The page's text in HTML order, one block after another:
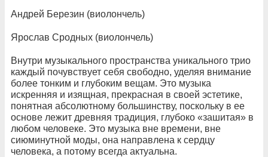
Андрей Березин (виолончель)
Ярослав Сродных (виолончель)
Внутри музыкального пространства уникального трио
каждый почувствует себя свободно, уделяя внимание
более тонким и глубоким вещам. Это музыка
искренняя и изящная, прекрасная в своей эстетике,
понятная абсолютному большинству, поскольку в ее
основе лежит древняя традиция, глубоко «зашитая» в
любом человеке. Это музыка вне времени, вне
сиюминутной моды, она направлена к сердцу
человека, а потому всегда актуальна.